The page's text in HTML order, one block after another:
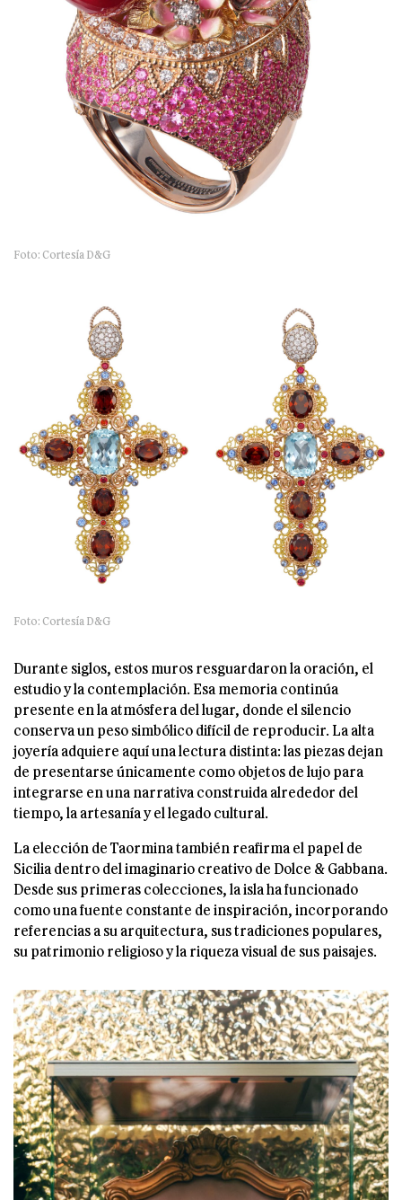
Foto: Cortesía D&G
Foto: Cortesía D&G
Durante siglos, estos muros resguardaron la oración, el
estudio y la contemplación. Esa memoria continúa
presente en la atmósfera del lugar, donde el silencio
conserva un peso simbólico difícil de reproducir. La alta
joyería adquiere aquí una lectura distinta: las piezas dejan
de presentarse únicamente como objetos de lujo para
integrarse en una narrativa construida alrededor del
tiempo, la artesanía y el legado cultural.
La elección de Taormina también reafirma el papel de
Sicilia dentro del imaginario creativo de Dolce & Gabbana.
Desde sus primeras colecciones, la isla ha funcionado
como una fuente constante de inspiración, incorporando
referencias a su arquitectura, sus tradiciones populares,
su patrimonio religioso y la riqueza visual de sus paisajes.